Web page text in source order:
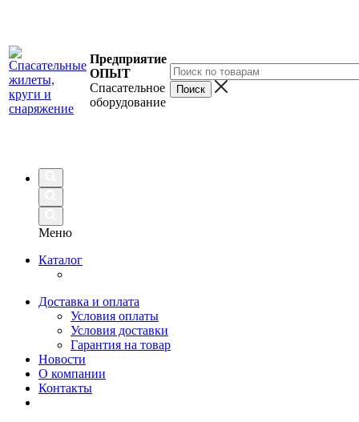
Предприятие
ОПЫТ
Спасательное
оборудование
Меню
Каталог
Доставка и оплата
Условия оплаты
Условия доставки
Гарантия на товар
Новости
О компании
Контакты